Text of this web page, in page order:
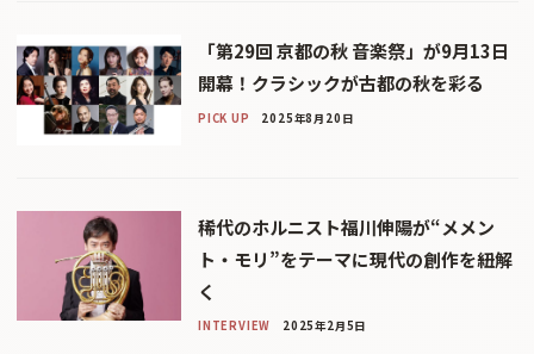
「第29回 京都の秋 音楽祭」が9月13日
開幕！クラシックが古都の秋を彩る
PICK UP 2025年8月20日
稀代のホルニスト福川伸陽が“メメン
ト・モリ”をテーマに現代の創作を紐解
く
INTERVIEW 2025年2月5日